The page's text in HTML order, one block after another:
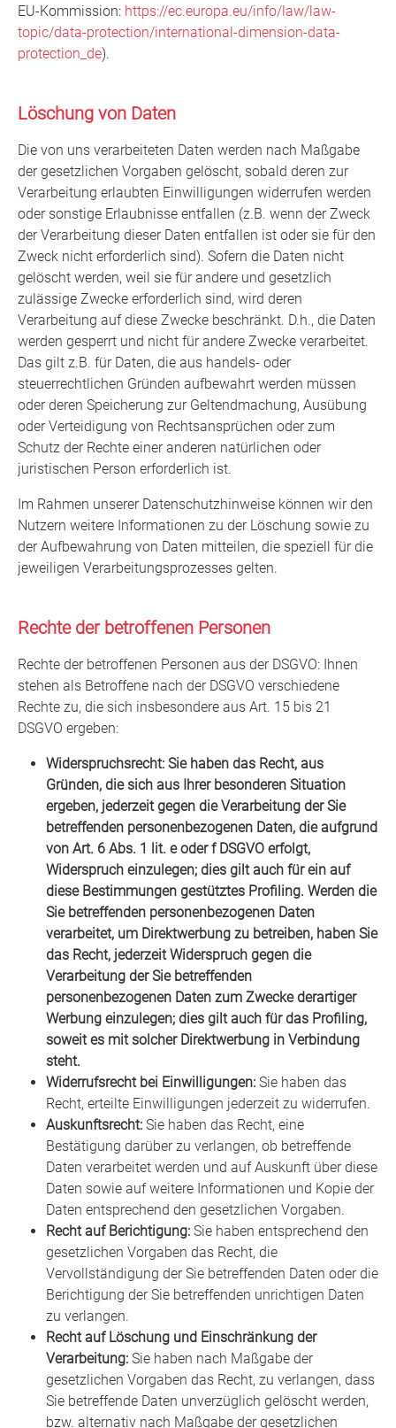
EU-Kommission: https://ec.europa.eu/info/law/law-
topic/data-protection/international-dimension-data-
protection_de).
Löschung von Daten
Die von uns verarbeiteten Daten werden nach Maßgabe
der gesetzlichen Vorgaben gelöscht, sobald deren zur
Verarbeitung erlaubten Einwilligungen widerrufen werden
oder sonstige Erlaubnisse entfallen (z.B. wenn der Zweck
der Verarbeitung dieser Daten entfallen ist oder sie für den
Zweck nicht erforderlich sind). Sofern die Daten nicht
gelöscht werden, weil sie für andere und gesetzlich
zulässige Zwecke erforderlich sind, wird deren
Verarbeitung auf diese Zwecke beschränkt. D.h., die Daten
werden gesperrt und nicht für andere Zwecke verarbeitet.
Das gilt z.B. für Daten, die aus handels- oder
steuerrechtlichen Gründen aufbewahrt werden müssen
oder deren Speicherung zur Geltendmachung, Ausübung
oder Verteidigung von Rechtsansprüchen oder zum
Schutz der Rechte einer anderen natürlichen oder
juristischen Person erforderlich ist.
Im Rahmen unserer Datenschutzhinweise können wir den
Nutzern weitere Informationen zu der Löschung sowie zu
der Aufbewahrung von Daten mitteilen, die speziell für die
jeweiligen Verarbeitungsprozesses gelten.
Rechte der betroffenen Personen
Rechte der betroffenen Personen aus der DSGVO: Ihnen
stehen als Betroffene nach der DSGVO verschiedene
Rechte zu, die sich insbesondere aus Art. 15 bis 21
DSGVO ergeben:
Widerspruchsrecht: Sie haben das Recht, aus
Gründen, die sich aus Ihrer besonderen Situation
ergeben, jederzeit gegen die Verarbeitung der Sie
betreffenden personenbezogenen Daten, die aufgrund
von Art. 6 Abs. 1 lit. e oder f DSGVO erfolgt,
Widerspruch einzulegen; dies gilt auch für ein auf
diese Bestimmungen gestütztes Profiling. Werden die
Sie betreffenden personenbezogenen Daten
verarbeitet, um Direktwerbung zu betreiben, haben Sie
das Recht, jederzeit Widerspruch gegen die
Verarbeitung der Sie betreffenden
personenbezogenen Daten zum Zwecke derartiger
Werbung einzulegen; dies gilt auch für das Profiling,
soweit es mit solcher Direktwerbung in Verbindung
steht.
Widerrufsrecht bei Einwilligungen: Sie haben das
Recht, erteilte Einwilligungen jederzeit zu widerrufen.
Auskunftsrecht: Sie haben das Recht, eine
Bestätigung darüber zu verlangen, ob betreffende
Daten verarbeitet werden und auf Auskunft über diese
Daten sowie auf weitere Informationen und Kopie der
Daten entsprechend den gesetzlichen Vorgaben.
Recht auf Berichtigung: Sie haben entsprechend den
gesetzlichen Vorgaben das Recht, die
Vervollständigung der Sie betreffenden Daten oder die
Berichtigung der Sie betreffenden unrichtigen Daten
zu verlangen.
Recht auf Löschung und Einschränkung der
Verarbeitung: Sie haben nach Maßgabe der
gesetzlichen Vorgaben das Recht, zu verlangen, dass
Sie betreffende Daten unverzüglich gelöscht werden,
bzw. alternativ nach Maßgabe der gesetzlichen